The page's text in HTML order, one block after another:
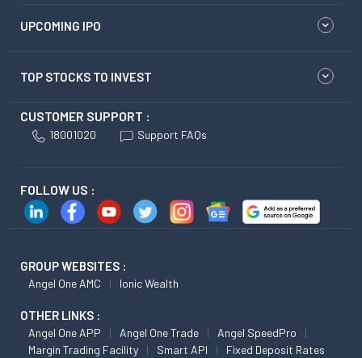
UPCOMING IPO
TOP STOCKS TO INVEST
CUSTOMER SUPPORT :
18001020 Support FAQs
FOLLOW US :
GROUP WEBSITES :
Angel One AMC Ionic Wealth
OTHER LINKS :
Angel One APP Angel One Trade
Angel SpeedPro
Margin Trading Facility
Smart API Fixed Deposit Rates